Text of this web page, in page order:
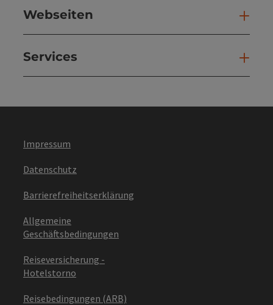
Webseiten
Services
Impressum
Datenschutz
Barrierefreiheitserklärung
Allgemeine
Geschäftsbedingungen
Reiseversicherung -
Hotelstorno
Reisebedingungen (ARB)